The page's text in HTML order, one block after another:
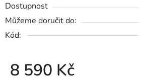
Dostupnost
Můžeme doručit do:
Kód:
8 590 Kč